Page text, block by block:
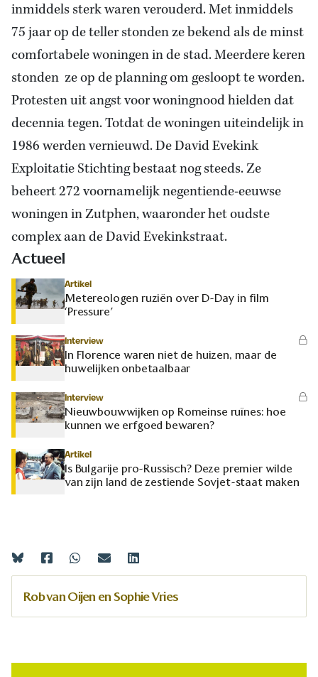
inmiddels sterk waren verouderd. Met inmiddels
75 jaar op de teller stonden ze bekend als de minst
comfortabele woningen in de stad. Meerdere keren
stonden ze op de planning om gesloopt te worden.
Protesten uit angst voor woningnood hielden dat
decennia tegen. Totdat de woningen uiteindelijk in
1986 werden vernieuwd. De David Evekink
Exploitatie Stichting bestaat nog steeds. Ze
beheert 272 voornamelijk negentiende-eeuwse
woningen in Zutphen, waaronder het oudste
complex aan de David Evekinkstraat.
Actueel
Artikel
Metereologen ruziën over D-Day in film
‘Pressure’
Interview
In Florence waren niet de huizen, maar de
huwelijken onbetaalbaar
Interview
Nieuwbouwwijken op Romeinse ruïnes: hoe
kunnen we erfgoed bewaren?
Artikel
Is Bulgarije pro-Russisch? Deze premier wilde
van zijn land de zestiende Sovjet-staat maken
Rob van Oijen en Sophie Vries